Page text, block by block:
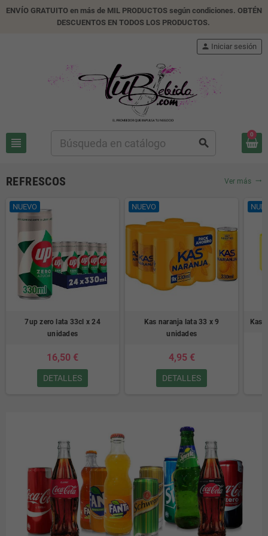
ENVÍO GRATUITO en más de MIL PRODUCTOS según condiciones. OBTÉN
DESCUENTOS EN TODOS LOS PRODUCTOS.
view_headline search
person Iniciar sesión
0
REFRESCOS Ver más trending_flat
NUEVO
7up zero lata 33cl x 24
unidades
16,50 €
DETALLES
NUEVO
Kas naranja lata 33 x 9
unidades
4,95 €
DETALLES
Kas